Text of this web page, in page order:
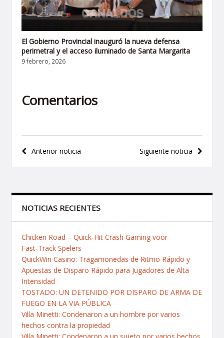
El Gobierno Provincial inauguró la nueva defensa
perimetral y el acceso iluminado de Santa Margarita
9 febrero, 2026
Comentarios
Navegación
de
Siguiente noticia
Anterior noticia
NOTICIAS RECIENTES
Chicken Road – Quick‑Hit Crash Gaming voor
Fast‑Track Spelers
QuickWin Casino: Tragamonedas de Ritmo Rápido y
Apuestas de Disparo Rápido para Jugadores de Alta
Intensidad
TOSTADO: UN DETENIDO POR DISPARO DE ARMA DE
FUEGO EN LA VIA PÚBLICA
Villa Minetti: Condenaron a un hombre por varios
hechos contra la propiedad